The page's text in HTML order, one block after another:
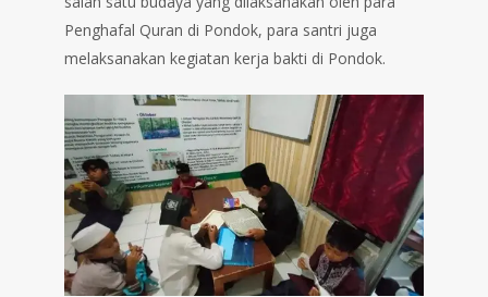
Penghafal Quran di Pondok, para santri juga
melaksanakan kegiatan kerja bakti di Pondok.